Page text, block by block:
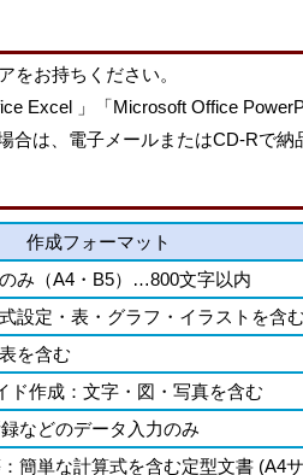
お持ちください。
Excel 」「Microsoft Office
は、電子メールまたはCD-Rで納
作成フォーマット
み（A4・B5）…800文字以内
設定・表・グラフ・イラストを含む
を含む
ド作成：文字・図・写真を含む
などのデータ入力のみ
簡単な計算式を含む定型文書 (A4